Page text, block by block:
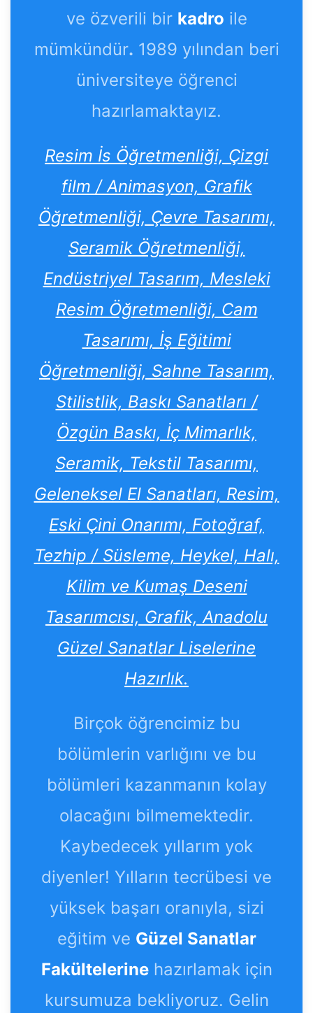
ve özverili bir kadro ile
mümkündür. 1989 yılından beri
üniversiteye öğrenci
hazırlamaktayız.
Resim İs Öğretmenliği, Çizgi
film / Animasyon, Grafik
Öğretmenliği, Çevre Tasarımı,
Seramik Öğretmenliği,
Endüstriyel Tasarım, Mesleki
Resim Öğretmenliği, Cam
Tasarımı, İş Eğitimi
Öğretmenliği, Sahne Tasarım,
Stilistlik, Baskı Sanatları /
Özgün Baskı, İç Mimarlık,
Seramik, Tekstil Tasarımı,
Geleneksel El Sanatları, Resim,
Eski Çini Onarımı, Fotoğraf,
Tezhip / Süsleme, Heykel, Halı,
Kilim ve Kumaş Deseni
Tasarımcısı, Grafik, Anadolu
Güzel Sanatlar Liselerine
Hazırlık.
Birçok öğrencimiz bu
bölümlerin varlığını ve bu
bölümleri kazanmanın kolay
olacağını bilmemektedir.
Kaybedecek yıllarım yok
diyenler! Yılların tecrübesi ve
yüksek başarı oranıyla, sizi
eğitim ve Güzel Sanatlar
Fakültelerinehazırlamak için
kursumuza bekliyoruz. Gelin